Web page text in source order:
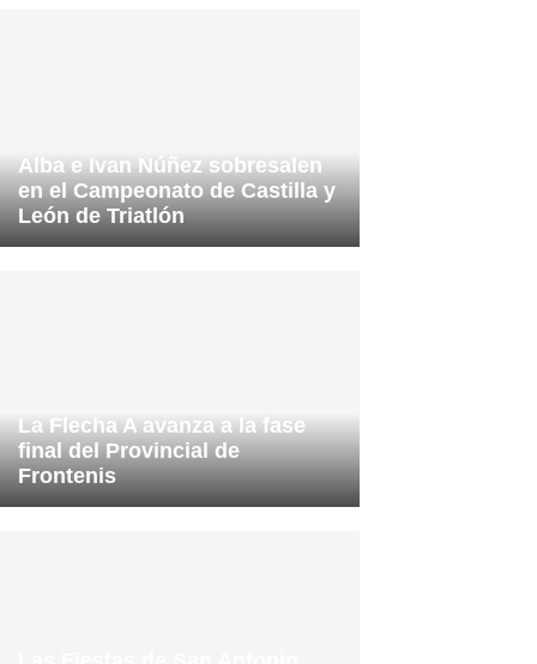
Alba e Ivan Núñez sobresalen
en el Campeonato de Castilla y
León de Triatlón
La Flecha A avanza a la fase
final del Provincial de
Frontenis